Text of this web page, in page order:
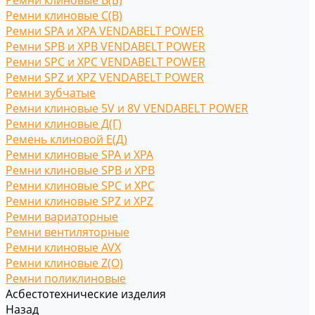
Ремни клиновые С(B)
Ремни SPA и XPA VENDABELT POWER
Ремни SPB и XPB VENDABELT POWER
Ремни SPC и XPC VENDABELT POWER
Ремни SPZ и XPZ VENDABELT POWER
Ремни зубчатые
Ремни клиновые 5V и 8V VENDABELT POWER
Ремни клиновые Д(Г)
Ремень клиновой Е(Д)
Ремни клиновые SPA и XPA
Ремни клиновые SPB и XPB
Ремни клиновые SPC и XPC
Ремни клиновые SPZ и XPZ
Ремни вариаторные
Ремни вентиляторные
Ремни клиновые AVX
Ремни клиновые Z(O)
Ремни поликлиновые
Асбестотехнические изделия
Назад